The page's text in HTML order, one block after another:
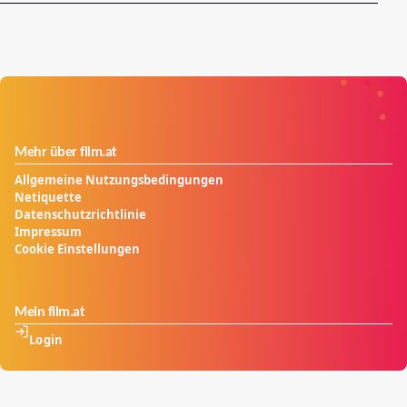
Mehr über film.at
Allgemeine Nutzungsbedingungen
Netiquette
Datenschutzrichtlinie
Impressum
Cookie Einstellungen
Mein film.at
Login